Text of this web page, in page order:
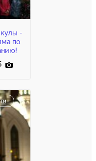
-
по